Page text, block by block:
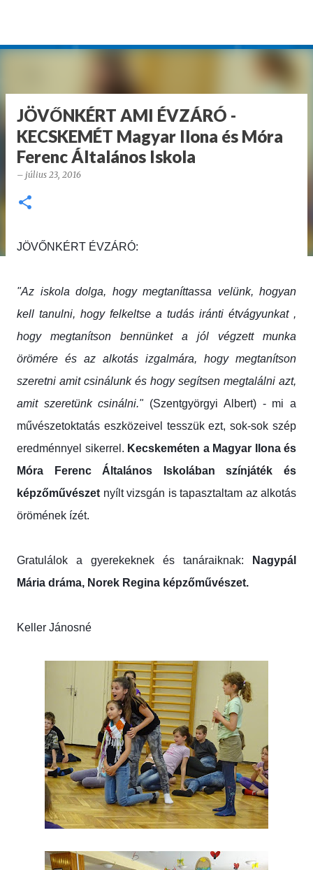
JÖVŐNKÉRT AMI ÉVZÁRÓ -
KECSKEMÉT Magyar Ilona és Móra
Ferenc Általános Iskola
– július 23, 2016
JÖVŐNKÉRT ÉVZÁRÓ:
"Az iskola dolga, hogy megtaníttassa velünk, hogyan
kell tanulni, hogy felkeltse a tudás iránti étvágyunkat ,
hogy megtanítson bennünket a jól végzett munka
örömére és az alkotás izgalmára, hogy megtanítson
szeretni amit csinálunk és hogy segítsen megtalálni azt,
amit szeretünk csinálni." (Szentgyörgyi Albert) - mi a
művészetoktatás eszközeivel tesszük ezt, sok-sok szép
eredménnyel sikerrel. Kecskeméten a Magyar Ilona és
Móra Ferenc Általános Iskolában színjáték és
képzőművészet nyílt vizsgán is tapasztaltam az alkotás
örömének ízét.
Gratulálok a gyerekeknek és tanáraiknak:
Nagypál
Mária dráma, Norek Regina képzőművészet.
Keller Jánosné